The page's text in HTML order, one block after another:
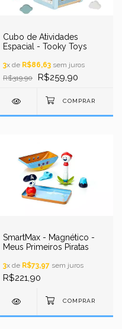
Cubo de Atividades
Espacial - Tooky Toys
3x de R$86,63 sem juros
R$319,90
R$259,90
SmartMax - Magnético -
Meus Primeiros Piratas
3x de R$73,97 sem juros
R$221,90